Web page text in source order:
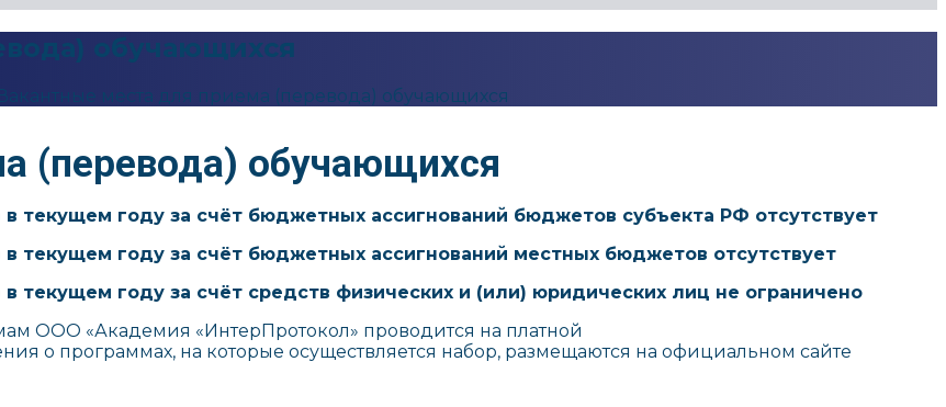
обучающихся
места для приема (перевода) обучающихся
(перевода) обучающихся
текущем году за счёт бюджетных ассигнований бюджетов субъекта РФ отсутствует
текущем году за счёт бюджетных ассигнований местных бюджетов отсутствует
текущем году за счёт средств физических и (или) юридических лиц не ограничено
ООО «Академия «ИнтерПротокол» проводится на платной
о программах, на которые осуществляется набор, размещаются на официальном сайте